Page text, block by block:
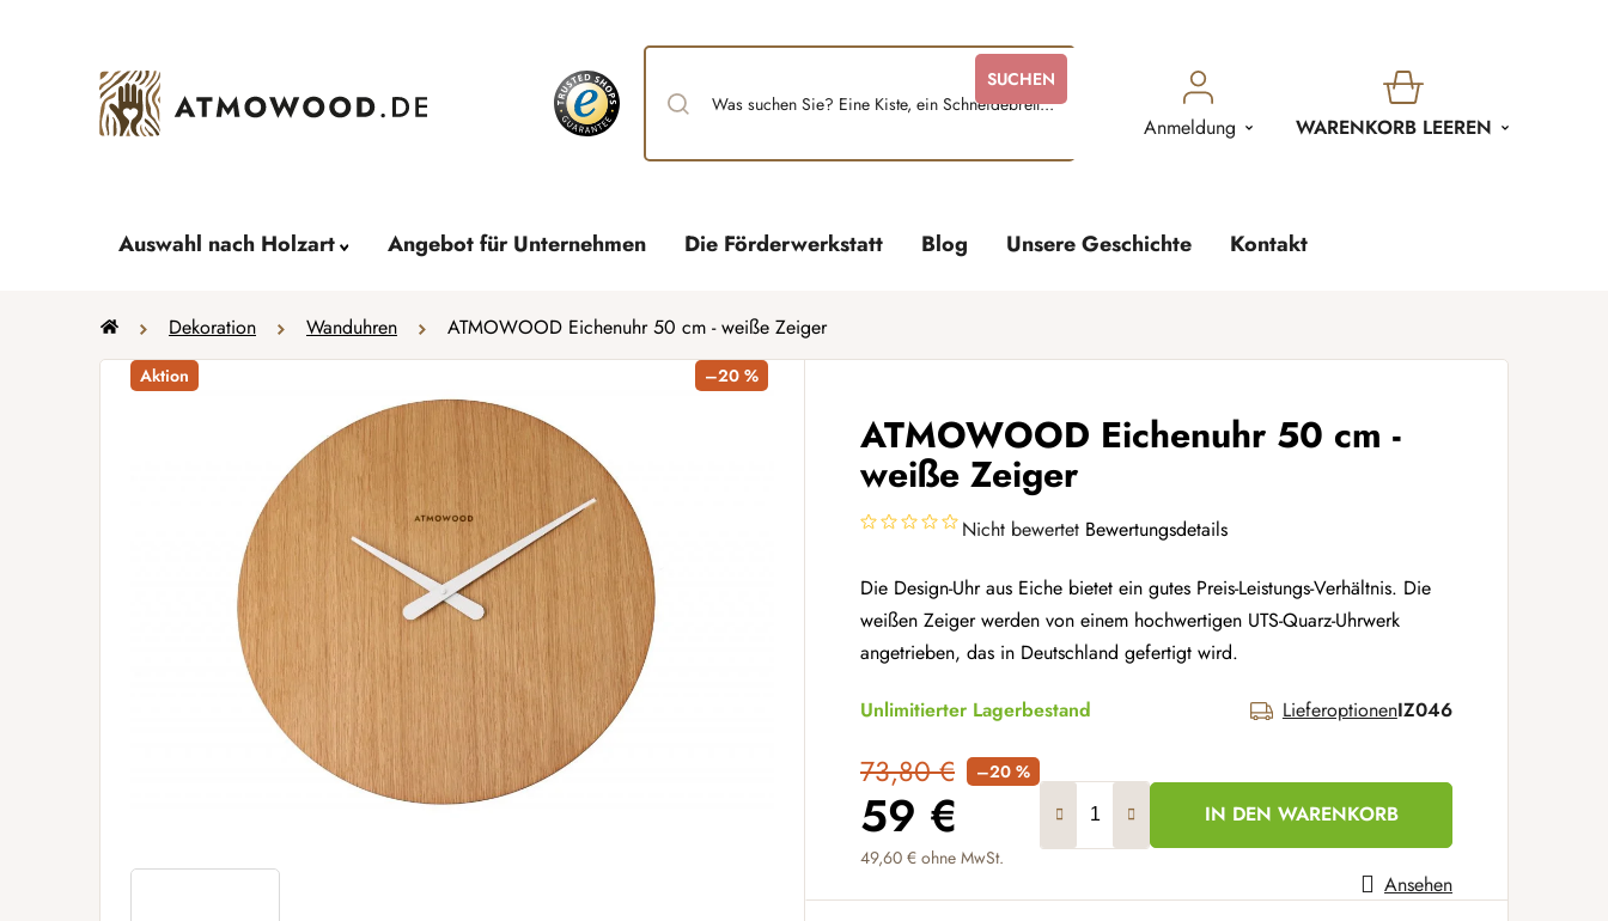
SUCHEN
Anmeldung
WARENKORB
WARENKORB LEEREN
Auswahl nach Holzart Angebot für Unternehmen Die Förderwerkstatt Blog Unsere Geschichte Kontakt
StartseiteDekoration Wanduhren ATMOWOOD Eichenuhr 50 cm - weiße Zeiger
ATMOWOOD Eichenuhr 50 cm -
weiße Zeiger
Nicht bewertet Bewertungsdetails
Die Design-Uhr aus Eiche bietet ein gutes Preis-Leistungs-Verhältnis. Die
weißen Zeiger werden von einem hochwertigen UTS-Quarz-Uhrwerk
angetrieben, das in Deutschland gefertigt wird.
Unlimitierter Lagerbestand LieferoptionenIZ046
73,80 € –20 %
59 €
49,60 € ohne MwSt.
Verkaufspreis:
IN DEN WARENKORB
Ansehen
Aktion –20 %